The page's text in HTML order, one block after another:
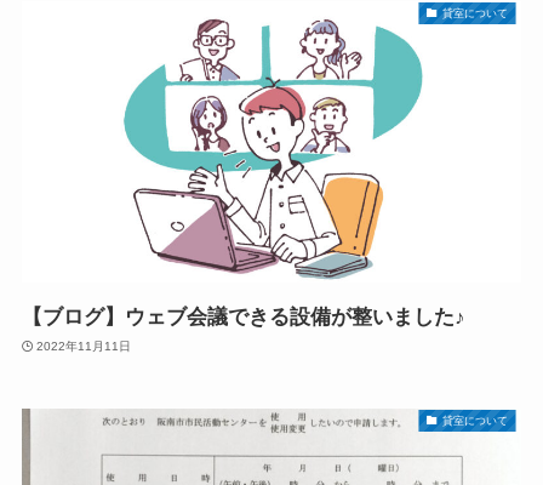
貸室について
【ブログ】ウェブ会議できる設備が整いました♪
2022年11月11日
貸室について